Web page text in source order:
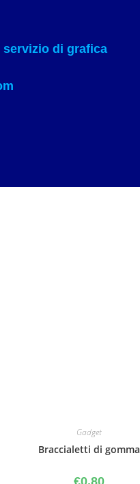
servizio di grafica
Gadget
Braccialetti di gomma
€0,80